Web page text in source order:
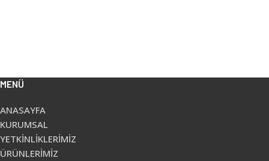
MENÜ
ANASAYFA
KURUMSAL
YETKİNLİKLERİMİZ
ÜRÜNLERİMİZ